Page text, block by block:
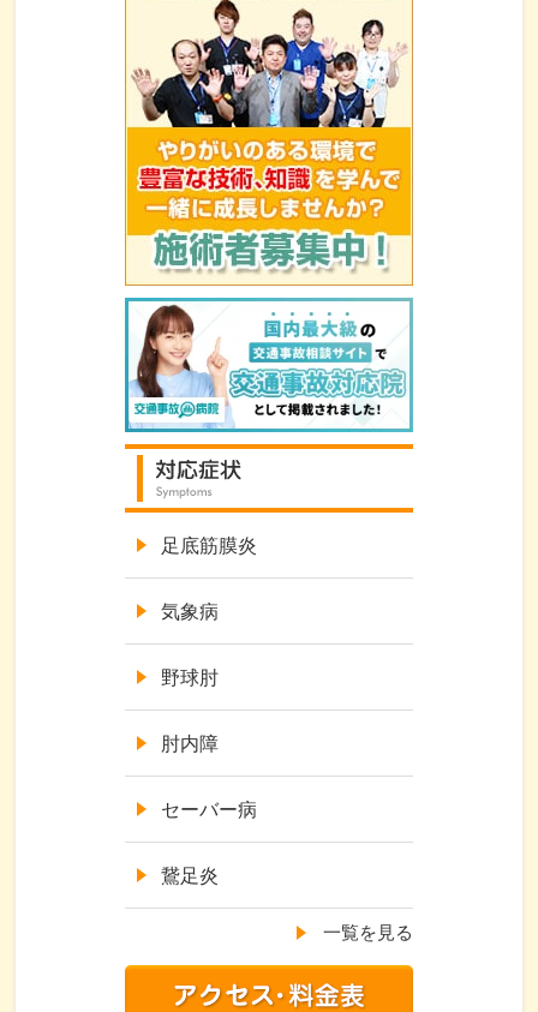
足底筋膜炎
気象病
野球肘
肘内障
セーバー病
鵞足炎
一覧を見る